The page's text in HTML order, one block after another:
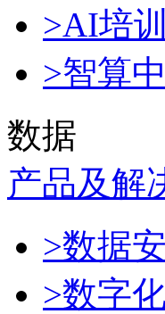
>AI培训
>智算
数据
产品及解
>数据
>数字